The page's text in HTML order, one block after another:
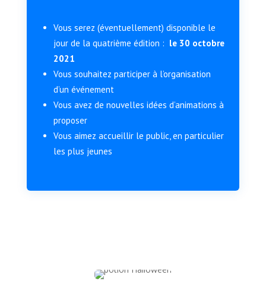
Vous serez (éventuellement) disponible le
jour de la quatrième édition : le 30 octobre
2021
Vous souhaitez participer à l’organisation
d’un événement
Vous avez de nouvelles idées d’animations à
proposer
Vous aimez accueillir le public, en particulier
les plus jeunes